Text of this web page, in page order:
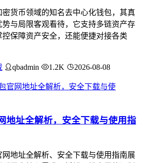
密货币领域的知名去中心化钱包，其真
势与局限客观看待，它支持多链资产存
保障资产安全，还能便捷对接各类
qbadmin 1.2K 2026-08-08
地址全解析，安全下载与使用指
网地址全解析、安全下载与使用指南展